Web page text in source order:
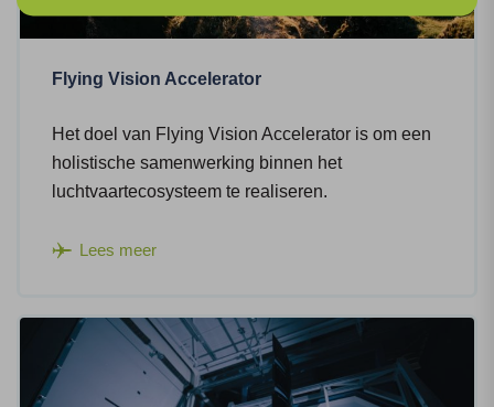
Flying Vision Accelerator
Het doel van Flying Vision Accelerator is om een
holistische samenwerking binnen het
luchtvaartecosysteem te realiseren.
Lees meer